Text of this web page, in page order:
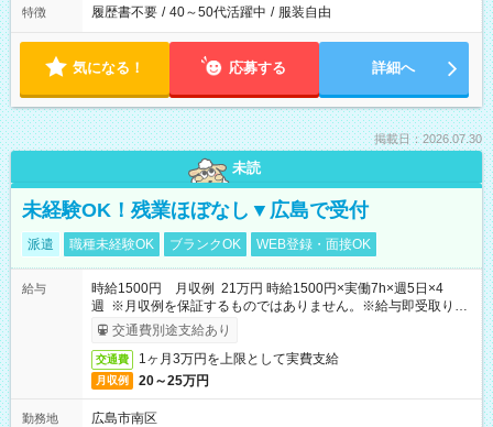
特徴 履歴書不要 / 40～50代活躍中 / 服装自由
気になる！ 応募する 詳細へ
掲載日：2026.07.30
未読
未経験OK！残業ほぼなし▼広島で受付
派遣 職種未経験OK ブランクOK WEB登録・面接OK
給与
時給1500円 月収例 21万円 時給1500円×実働7h×週5日×4
週 ※月収例を保証するものではありません。※給与即受取りサ
ービス利用可（利用条件有）
交通費別途支給あり
交通費 1ヶ月3万円を上限として実費支給
月収例 20～25万円
勤務地
広島市南区